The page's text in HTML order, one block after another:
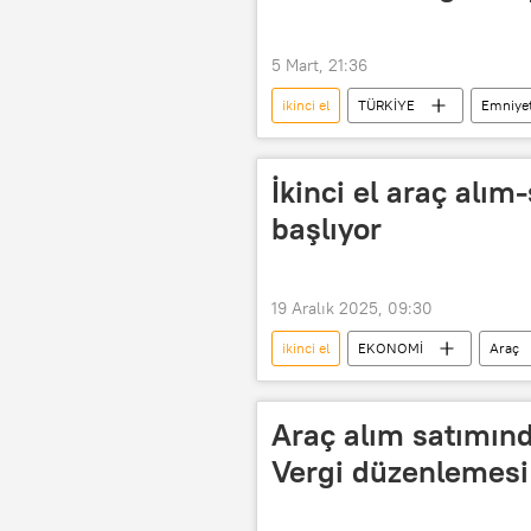
5 Mart, 21:36
ikinci el TÜRKİYE
polis memuru
polis merkezi
İkinci el araç
başlıyor
19 Aralık 2025, 09:30
ikinci el EKONOMİ Araç
Araç alım
Vergi